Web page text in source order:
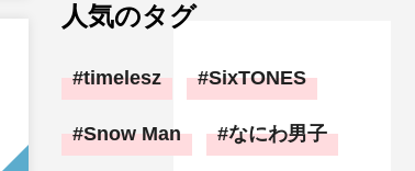
人気のタグ
timelesz SixTONES
Snow Man なにわ男子